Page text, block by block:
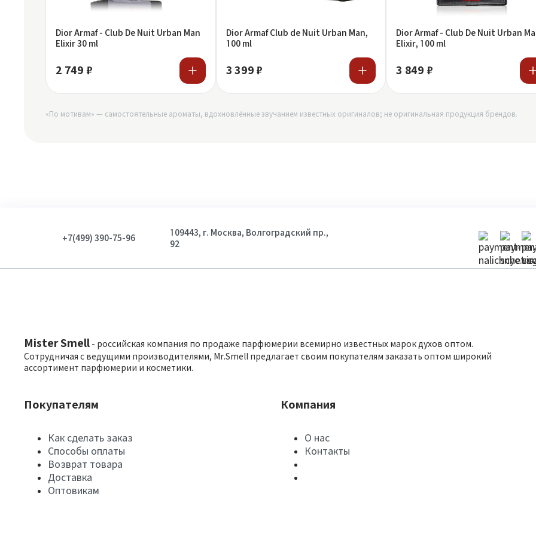
Dior Armaf - Club De Nuit Urban Man
Elixir 30 ml
2 749 ₽
Dior Armaf Club de Nuit Urban Man,
100 ml
3 399 ₽
Dior Armaf - Club De Nuit Urban
Elixir, 100 ml
3 849 ₽
«По мотивам» — самостоятельные ароматы, вдохновлённые звучанием известных оригиналов; не оригинальная продукция брендов.
+7(499) 390-75-96
109443, г. Москва, Волгоградский пр.,
92
Mister Smell - российская компания по продаже парфюмерии всемирно известных марок духов оптом.
Сотрудничая с ведущими производителями, Mr.Smell предлагает своим покупателям заказать оптом широкий
ассортимент парфюмерии и косметики.
Покупателям
Как сделать заказ
Способы оплаты
Возврат товара
Доставка
Оптовикам
Компания
О нас
Контакты